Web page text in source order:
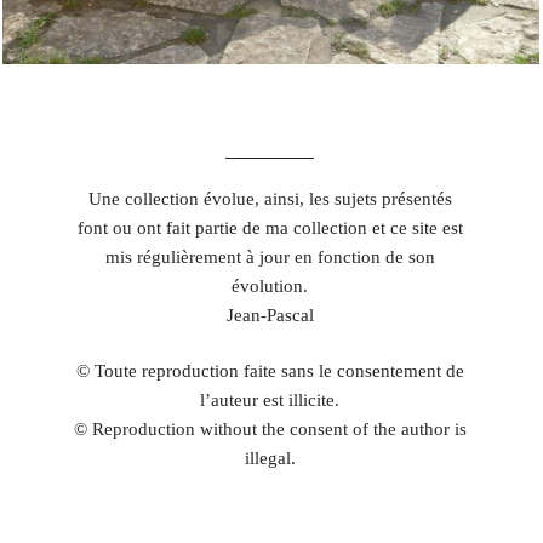
Une collection évolue, ainsi, les sujets présentés
font ou ont fait partie de ma collection et ce site est
mis régulièrement à jour en fonction de son
évolution.
Jean-Pascal
© Toute reproduction faite sans le consentement de
l’auteur est illicite.
© Reproduction without the consent of the author is
illegal.